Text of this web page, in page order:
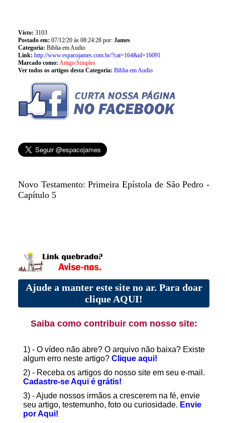
Visto: 3103
Postado em: 07/12/20 às 08:24:28 por: James
Categoria: Biblia em Audio
Link: http://www.espacojames.com.br/?cat=164&id=16091
Marcado como: Artigo Simples
Ver todos os artigos desta Categoria: Biblia em Audio
Novo Testamento: Primeira Epístola de São Pedro -
Capítulo 5
Ajude a manter este site no ar. Para doar
clique AQUI!
Saiba como contribuir com nosso site:
1) - O vídeo não abre? O arquivo não baixa? Existe
algum erro neste artigo? Clique aqui!
2) - Receba os artigos do nosso site em seu e-mail.
Cadastre-se Aqui é grátis!
3) - Ajude nossos irmãos a crescerem na fé, envie
seu artigo, testemunho, foto ou curiosidade. Envie
por Aqui!